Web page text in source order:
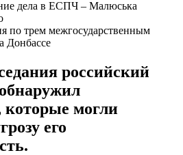
по трем межгосударственным
Донбассе
российский
которые могли
его